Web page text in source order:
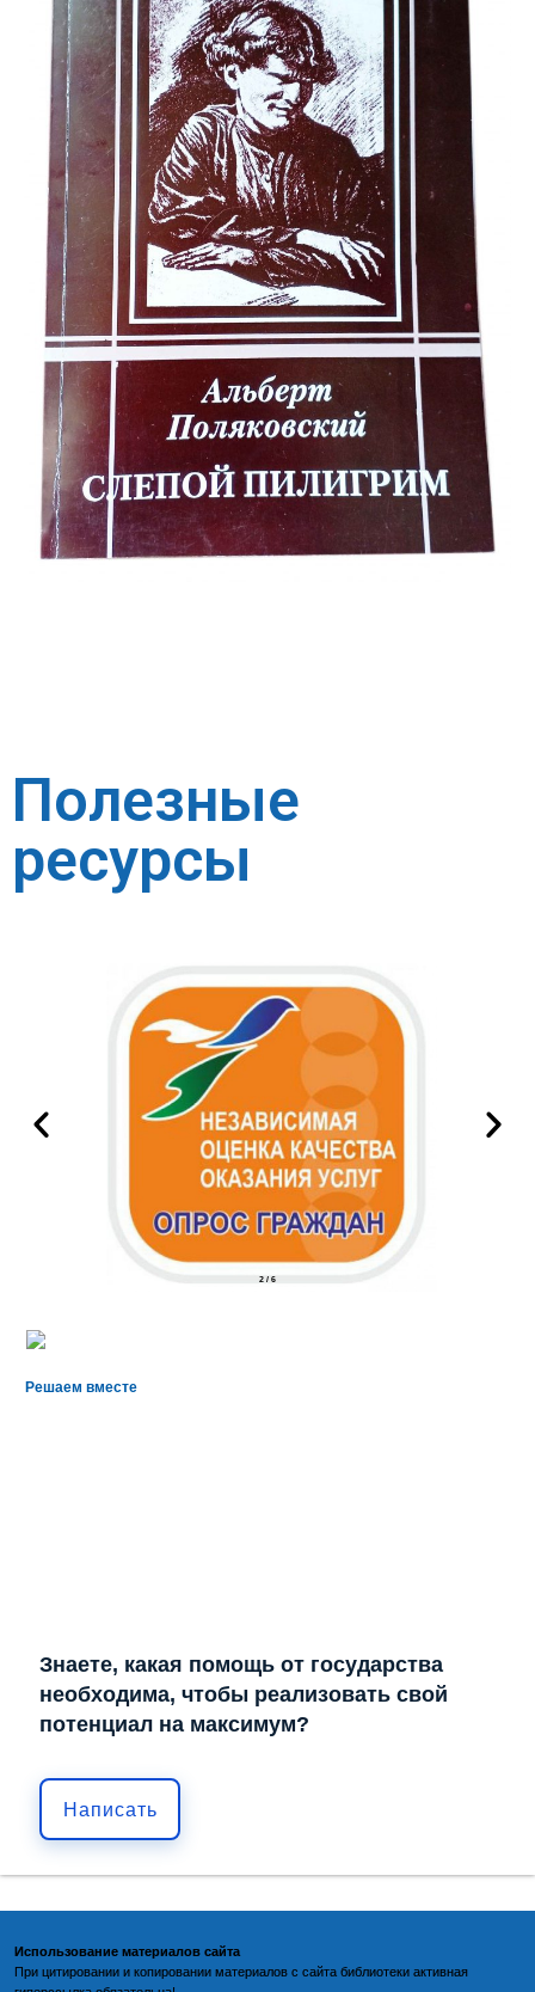
Полезные
ресурсы
2 / 6
Решаем вместе
Знаете, какая помощь от государства
необходима, чтобы реализовать свой
потенциал на максимум?
Написать
Использование материалов сайта
При цитировании и копировании материалов с сайта библиотеки активная